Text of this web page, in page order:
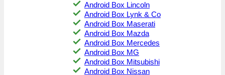
Android Box Lincoln
Android Box Lynk & Co
Android Box Maserati
Android Box Mazda
Android Box Mercedes
Android Box MG
Android Box Mitsubishi
Android Box Nissan